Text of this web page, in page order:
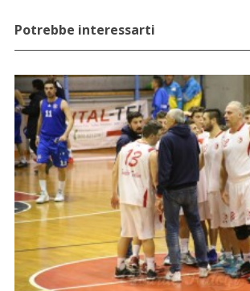
Potrebbe interessarti